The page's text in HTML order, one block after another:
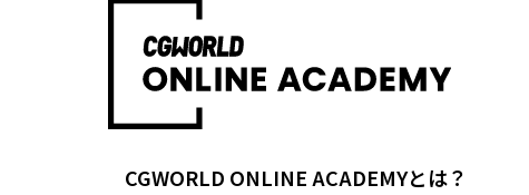
CGWORLD ONLINE ACADEMYとは？